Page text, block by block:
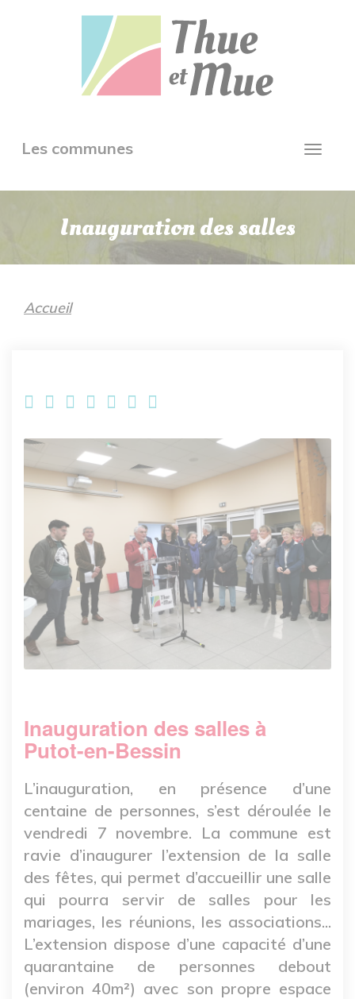
Toggle
Les communes
Inauguration des salles
Accueil
Inauguration des salles à
Putot-en-Bessin
L’inauguration, en présence d’une
centaine de personnes, s’est déroulée le
vendredi 7 novembre. La commune est
ravie d’inaugurer l’extension de la salle
des fêtes, qui permet d’accueillir une salle
qui pourra servir de salles pour les
mariages, les réunions, les associations...
L’extension dispose d’une capacité d’une
quarantaine de personnes debout
(environ 40m²) avec son propre espace
Panneau de gestion des cookies